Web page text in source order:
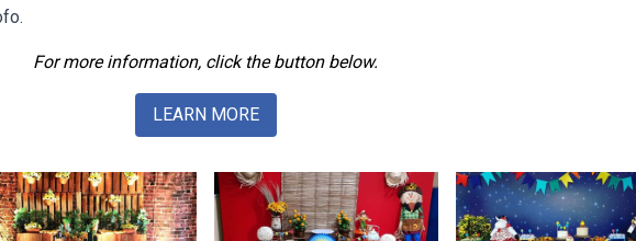
For more information, click the button below.
LEARN MORE